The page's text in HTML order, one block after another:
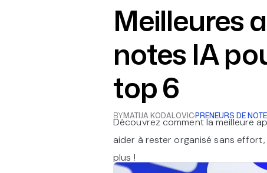
Meilleures
notes IA
top 6
BYMATIJA KODALOVIC·PRENEURS DE
Découvrez comment la meilleure
aider à rester organisé sans effort,
plus !